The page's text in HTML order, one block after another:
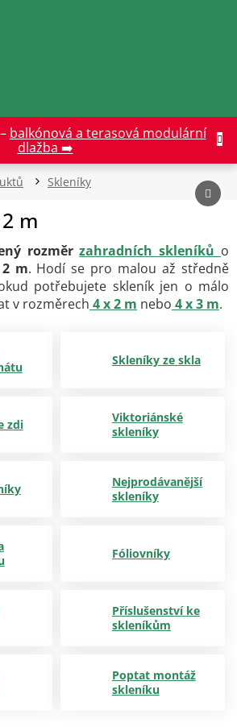
balkónová a terasová modulární
dlažba ➡️
Skleníky
m
rozměr zahradních skleníků o
m. Hodí se pro malou až středně
potřebujete skleník jen o málo
v rozměrech 4 x 2 m nebo 4 x 3 m.
Skleníky ze skla
zdi
Viktoriánské
skleníky
Nejprodávanější
skleníky
Fóliovníky
Příslušenství ke
skleníkům
Poptat montáž
skleníku